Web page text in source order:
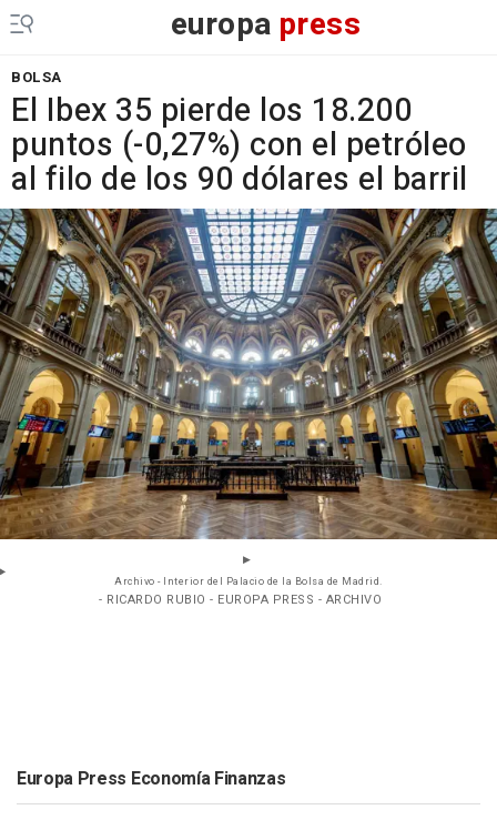
europa press
BOLSA
El Ibex 35 pierde los 18.200
puntos (-0,27%) con el petróleo
al filo de los 90 dólares el barril
Archivo - Interior del Palacio de la Bolsa de Madrid.
- RICARDO RUBIO - EUROPA PRESS - ARCHIVO
Europa Press Economía Finanzas